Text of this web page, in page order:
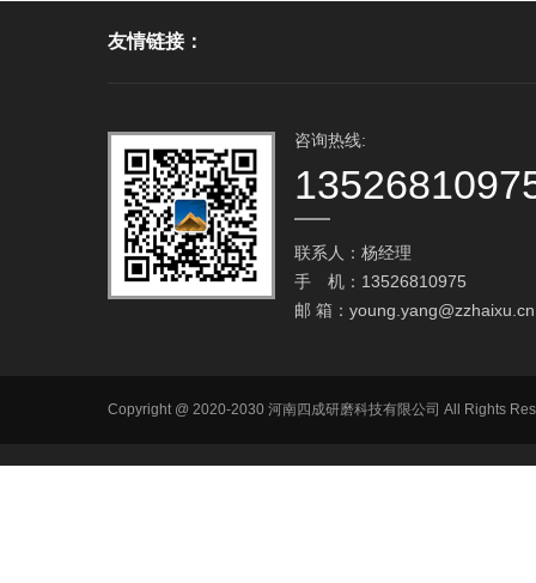
友情链接：
咨询热线:
联系人：杨经理
手 机：13526810975
邮 箱： young.yang@zzhaixu.cn
Copyright @ 2020-2030 河南四成研磨科技有限公司 All Rights